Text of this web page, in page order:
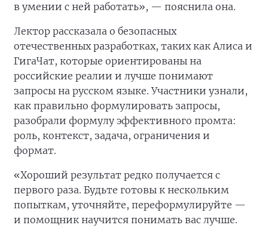
в умении с ней работать», — пояснила она.
Лектор рассказала о безопасных
отечественных разработках, таких как Алиса и
ГигаЧат, которые ориентированы на
российские реалии и лучше понимают
запросы на русском языке. Участники узнали,
как правильно формулировать запросы,
разобрали формулу эффективного промта:
роль, контекст, задача, ограничения и
формат.
«Хороший результат редко получается с
первого раза. Будьте готовы к нескольким
попыткам, уточняйте, переформулируйте —
и помощник научится понимать вас лучше.